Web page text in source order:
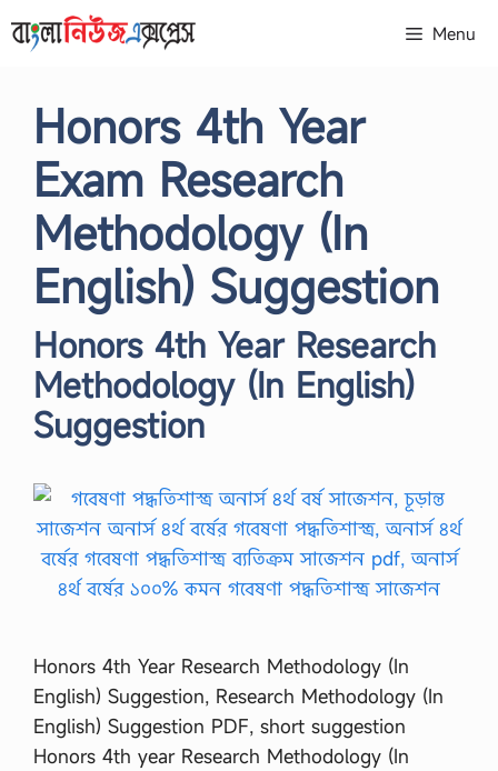
to
Menu
Honors 4th Year
Exam Research
Methodology (In
English) Suggestion
Honors 4th Year Research
Methodology (In English)
Suggestion
Honors 4th Year Research Methodology (In
English) Suggestion, Research Methodology (In
English) Suggestion PDF, short suggestion
Honors 4th year Research Methodology (In